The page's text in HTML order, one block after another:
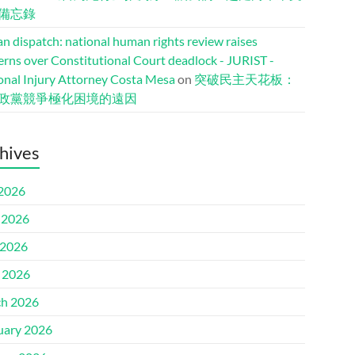
忘錄
dispatch: national human rights review raises
over Constitutional Court deadlock - JURIST -
Injury Attorney Costa Mesaon 突破民主天花板：
黨競爭極化困境的遠因
2026
2026